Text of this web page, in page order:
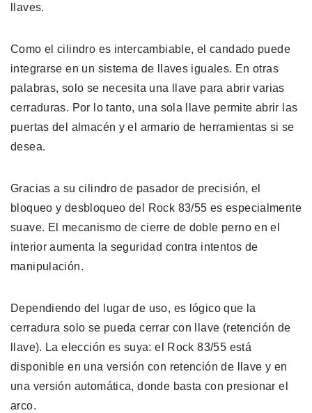
llaves.
Como el cilindro es intercambiable, el candado puede
integrarse en un sistema de llaves iguales. En otras
palabras, solo se necesita una llave para abrir varias
cerraduras. Por lo tanto, una sola llave permite abrir las
puertas del almacén y el armario de herramientas si se
desea.
Gracias a su cilindro de pasador de precisión, el
bloqueo y desbloqueo del Rock 83/55 es especialmente
suave. El mecanismo de cierre de doble perno en el
interior aumenta la seguridad contra intentos de
manipulación.
Dependiendo del lugar de uso, es lógico que la
cerradura solo se pueda cerrar con llave (retención de
llave). La elección es suya: el Rock 83/55 está
disponible en una versión con retención de llave y en
una versión automática, donde basta con presionar el
arco.